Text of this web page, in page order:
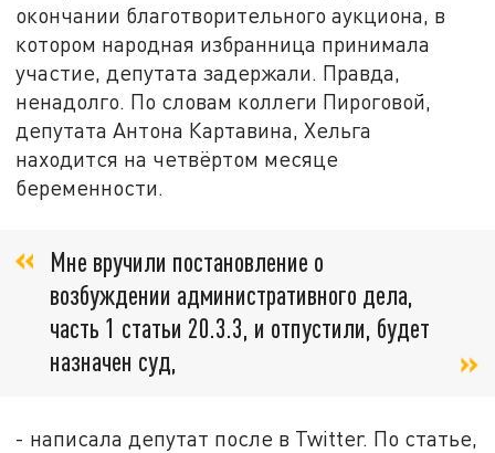
окончании благотворительного аукциона, в
котором народная избранница принимала
участие, депутата задержали. Правда,
ненадолго. По словам коллеги Пироговой,
депутата Антона Картавина, Хельга
находится на четвёртом месяце
беременности.
Мне вручили постановление о
возбуждении административного дела,
часть 1 статьи 20.3.3, и отпустили, будет
назначен суд,
- написала депутат после в Twitter. По статье,